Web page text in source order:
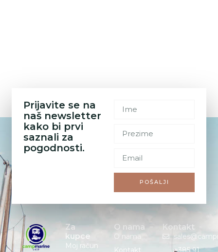
Prijavite se na
naš newsletter
kako bi prvi
saznali za
pogodnosti.
POŠALJI
Za
kupce
Moj račun
O nama
O nama
Kontakt
Kontakt
+385 91